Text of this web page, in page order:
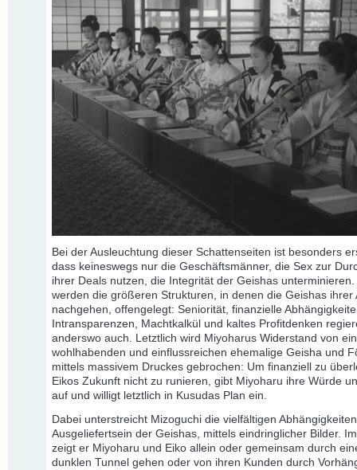
Bei der Ausleuchtung dieser Schattenseiten ist besonders
dass keineswegs nur die Geschäftsmänner, die Sex zur
ihrer Deals nutzen, die Integrität der Geishas
werden die größeren Strukturen, in denen die Geishas ihrer
nachgehen, offengelegt: Seniorität, finanzielle
Intransparenzen, Machtkalkül und kaltes Profitdenken
anderswo auch. Letztlich wird Miyoharus Widerstand von
wohlhabenden und einflussreichen ehemalige Geisha und
mittels massivem Druckes gebrochen: Um finanziell zu
Eikos Zukunft nicht zu runieren, gibt Miyoharu ihre Würde
auf und willigt letztlich in Kusudas Plan ein.
Dabei unterstreicht Mizoguchi die vielfältigen
Ausgeliefertsein der Geishas, mittels eindringlicher Bilder.
zeigt er Miyoharu und Eiko allein oder gemeinsam durch
dunklen Tunnel gehen oder von ihren Kunden durch